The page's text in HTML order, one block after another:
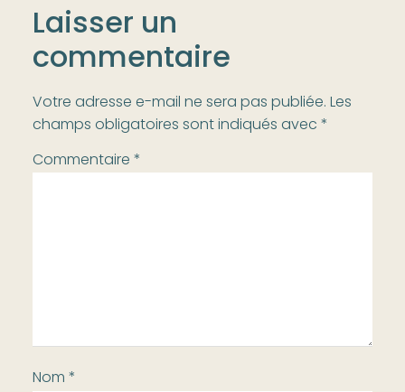
Laisser un
commentaire
Votre adresse e-mail ne sera pas publiée.Les
champs obligatoires sont indiqués avec*
Commentaire*
Nom*